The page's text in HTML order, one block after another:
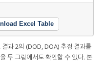
Excel Table
결과 2의 (DOD, DOA) 추정 결과를
두 그림에서도 확인할 수 있다. 본